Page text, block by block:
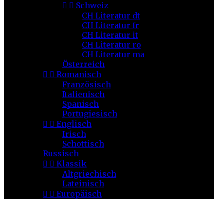
  Schweiz
CH Literatur dt
CH Literatur fr
CH Literatur it
CH Literatur ro
CH Literatur ma
Österreich
  Romanisch
Französisch
Italienisch
Spanisch
Portugiesisch
  Englisch
Irisch
Schottisch
Russisch
  Klassik
Altgriechisch
Lateinisch
  Europäisch